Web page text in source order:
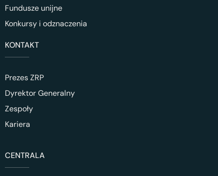
Fundusze unijne
Konkursy i odznaczenia
KONTAKT
Prezes ZRP
Dyrektor Generalny
Zespoły
Kariera
CENTRALA